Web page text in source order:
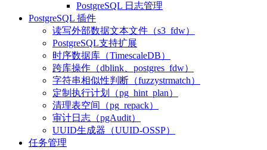
PostgreSQL 日志管理
PostgreSQL 插件
读写外部数据文本文件（s3_fdw）
PostgreSQL支持扩展
时序数据库（TimescaleDB）
跨库操作（dblink、postgres_fdw）
字符串相似性判断（fuzzystrmatch）
定制执行计划（pg_hint_plan）
清理表空间（pg_repack）
审计日志（pgAudit）
UUID生成器（UUID-OSSP）
任务管理